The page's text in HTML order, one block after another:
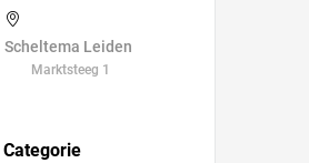
Scheltema Leiden
Marktsteeg 1
Categorie